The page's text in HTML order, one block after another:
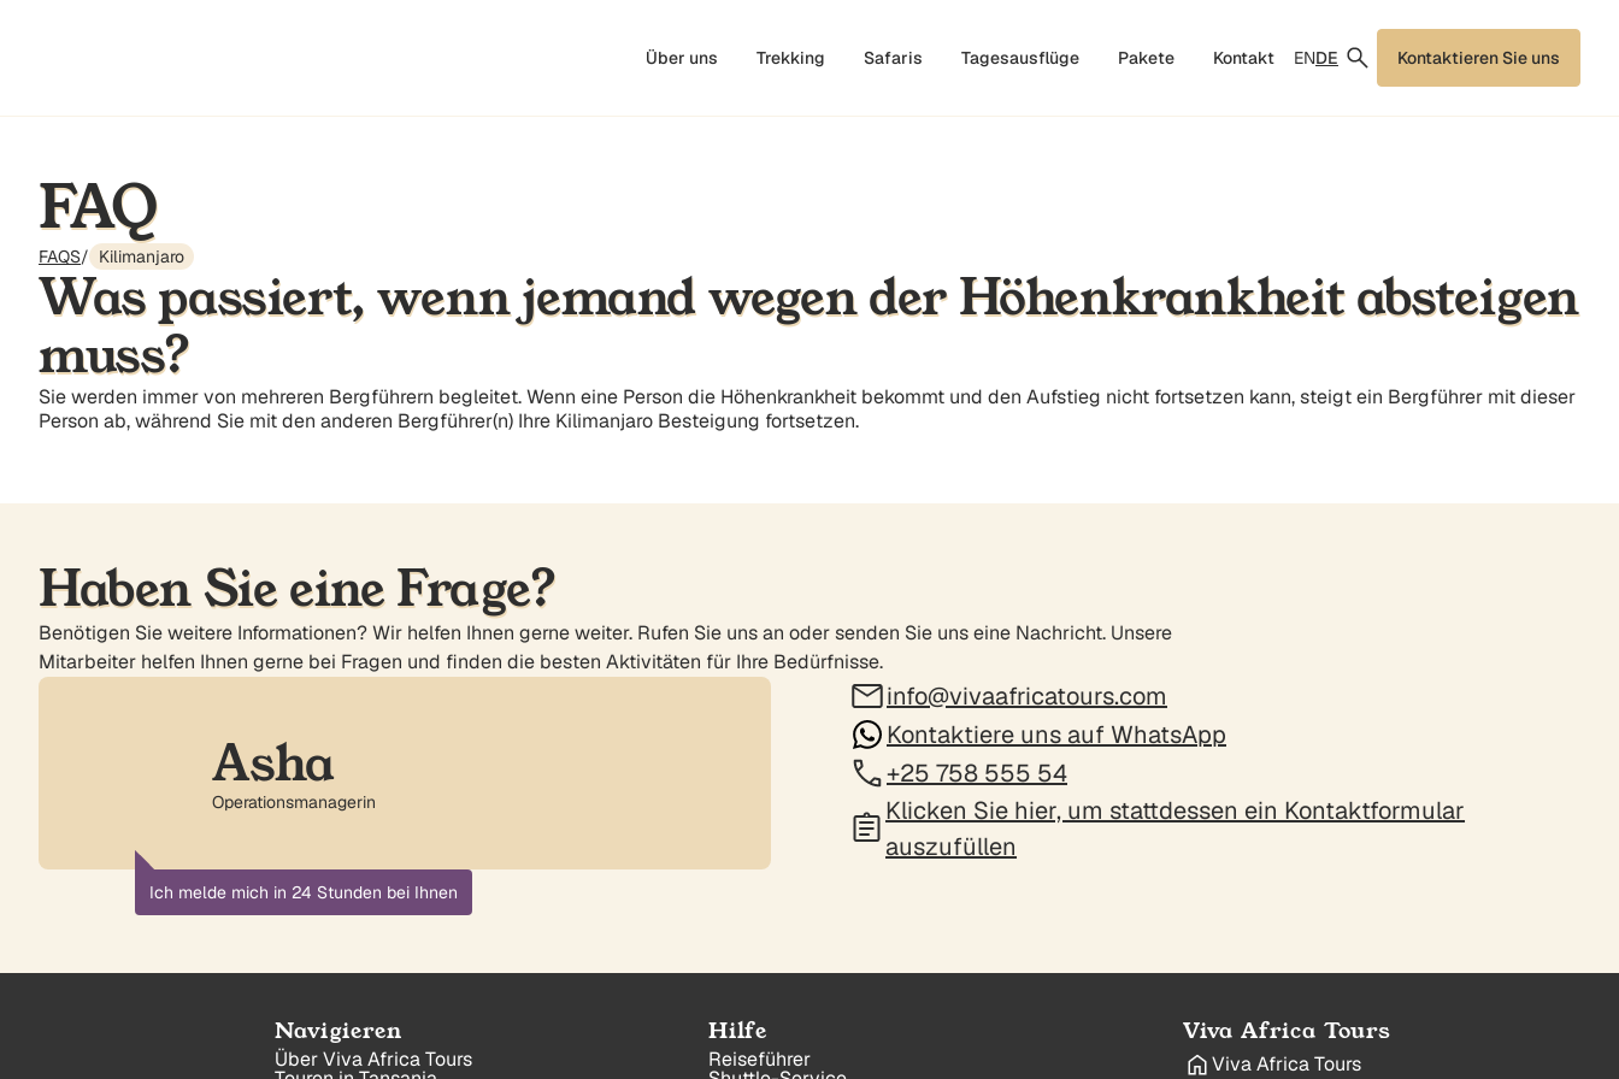
Über uns Trekking Safaris Tagesausflüge Pakete Kontakt ENDE Kontaktieren Sie uns
FAQ
FAQS/ Kilimanjaro
Was passiert, wenn jemand wegen der Höhenkrankheit absteigen
muss?
Sie werden immer von mehreren Bergführern begleitet. Wenn eine Person die Höhenkrankheit bekommt und den Aufstieg nicht fortsetzen kann, steigt ein Bergführer mit dieser
Person ab, während Sie mit den anderen Bergführer(n) Ihre Kilimanjaro Besteigung fortsetzen.
Haben Sie eine Frage?
Benötigen Sie weitere Informationen? Wir helfen Ihnen gerne weiter. Rufen Sie uns an oder senden Sie uns eine Nachricht. Unsere
Mitarbeiter helfen Ihnen gerne bei Fragen und finden die besten Aktivitäten für Ihre Bedürfnisse.
Asha
Operationsmanagerin
Ich melde mich in 24 Stunden bei Ihnen
info@vivaafricatours.com
Kontaktiere uns auf WhatsApp
+25 758 555 54
Klicken Sie hier, um stattdessen ein Kontaktformular
auszufüllen
Navigieren
Über Viva Africa Tours
Hilfe
Reiseführer
Viva Africa Tours
Viva Africa Tours